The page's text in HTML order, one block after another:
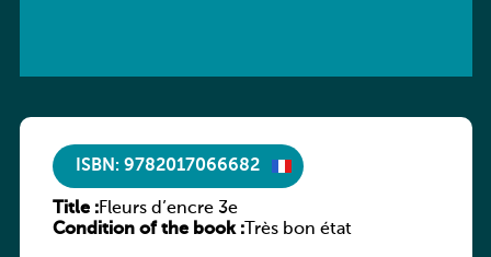
ISBN: 9782017066682
Title :Fleurs d’encre 3e
Condition of the book :Très bon état